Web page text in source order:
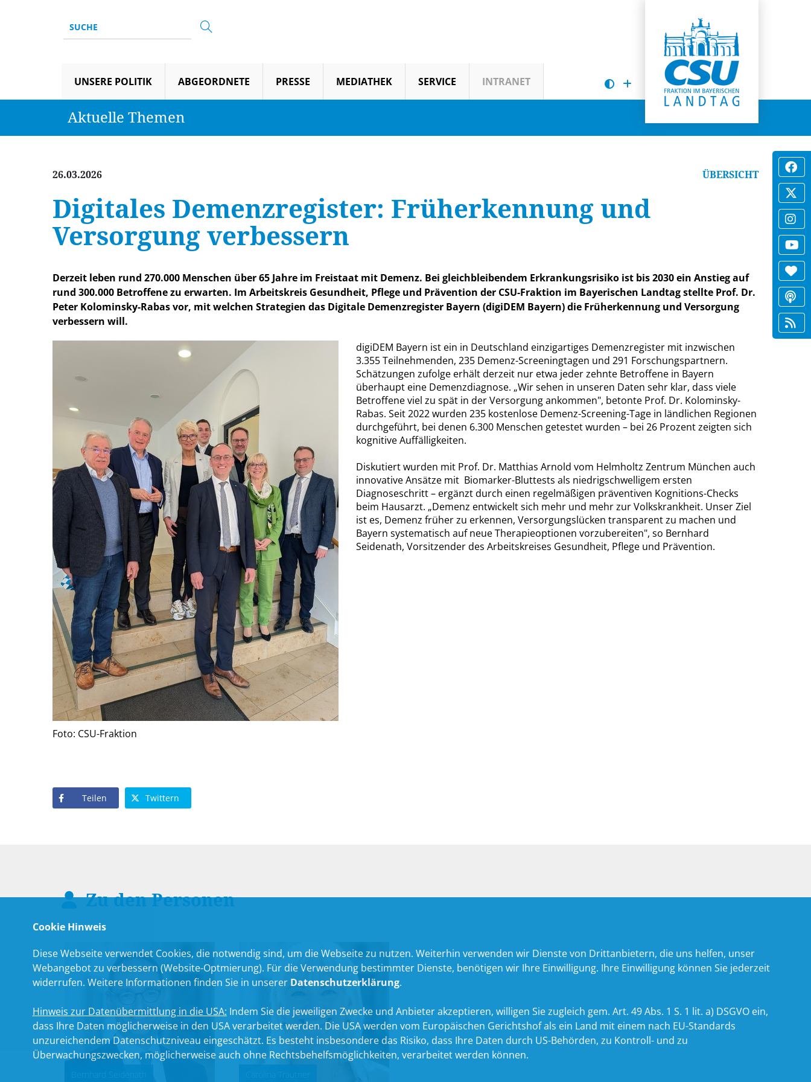
UNSERE POLITIK ABGEORDNETE PRESSE MEDIATHEK SERVICE INTRANET
Aktuelle Themen
26.03.2026 ÜBERSICHT
Digitales Demenzregister: Früherkennung und
Versorgung verbessern
Derzeit leben rund 270.000 Menschen über 65 Jahre im Freistaat mit Demenz. Bei gleichbleibendem Erkrankungsrisiko ist bis 2030 ein Anstieg auf
rund 300.000 Betroffene zu erwarten. Im Arbeitskreis Gesundheit, Pflege und Prävention der CSU-Fraktion im Bayerischen Landtag stellte Prof. Dr.
Peter Kolominsky-Rabas vor, mit welchen Strategien das Digitale Demenzregister Bayern (digiDEM Bayern) die Früherkennung und Versorgung
verbessern will.
Foto: CSU-Fraktion
digiDEM Bayern ist ein in Deutschland einzigartiges Demenzregister mit inzwischen
3.355 Teilnehmenden, 235 Demenz-Screeningtagen und 291 Forschungspartnern.
Schätzungen zufolge erhält derzeit nur etwa jeder zehnte Betroffene in Bayern
überhaupt eine Demenzdiagnose. „Wir sehen in unseren Daten sehr klar, dass viele
Betroffene viel zu spät in der Versorgung ankommen", betonte Prof. Dr. Kolominsky-
Rabas. Seit 2022 wurden 235 kostenlose Demenz-Screening-Tage in ländlichen Regionen
durchgeführt, bei denen 6.300 Menschen getestet wurden – bei 26 Prozent zeigten sich
kognitive Auffälligkeiten.
Diskutiert wurden mit Prof. Dr. Matthias Arnold vom Helmholtz Zentrum München auch
innovative Ansätze mit Biomarker-Bluttests als niedrigschwelligem ersten
Diagnoseschritt – ergänzt durch einen regelmäßigen präventiven Kognitions-Checks
beim Hausarzt. „Demenz entwickelt sich mehr und mehr zur Volkskrankheit. Unser Ziel
ist es, Demenz früher zu erkennen, Versorgungslücken transparent zu machen und
Bayern systematisch auf neue Therapieoptionen vorzubereiten", so Bernhard
Seidenath, Vorsitzender des Arbeitskreises Gesundheit, Pflege und Prävention.
Teilen Twittern
Zu den Personen
Cookie Hinweis
Diese Webseite verwendet Cookies, die notwendig sind, um die Webseite zu nutzen. Weiterhin verwenden wir Dienste von Drittanbietern, die uns helfen, unser
Webangebot zu verbessern (Website-Optmierung). Für die Verwendung bestimmter Dienste, benötigen wir Ihre Einwilligung. Ihre Einwilligung können Sie jederzeit
widerrufen. Weitere Informationen finden Sie in unserer Datenschutzerklärung.
Hinweis zur Datenübermittlung in die USA: Indem Sie die jeweiligen Zwecke und Anbieter akzeptieren, willigen Sie zugleich gem. Art. 49 Abs. 1 S. 1 lit. a) DSGVO ein,
dass Ihre Daten möglicherweise in den USA verarbeitet werden. Die USA werden vom Europäischen Gerichtshof als ein Land mit einem nach EU-Standards
unzureichendem Datenschutzniveau eingeschätzt. Es besteht insbesondere das Risiko, dass Ihre Daten durch US-Behörden, zu Kontroll- und zu
Überwachungszwecken, möglicherweise auch ohne Rechtsbehelfsmöglichkeiten, verarbeitet werden können.